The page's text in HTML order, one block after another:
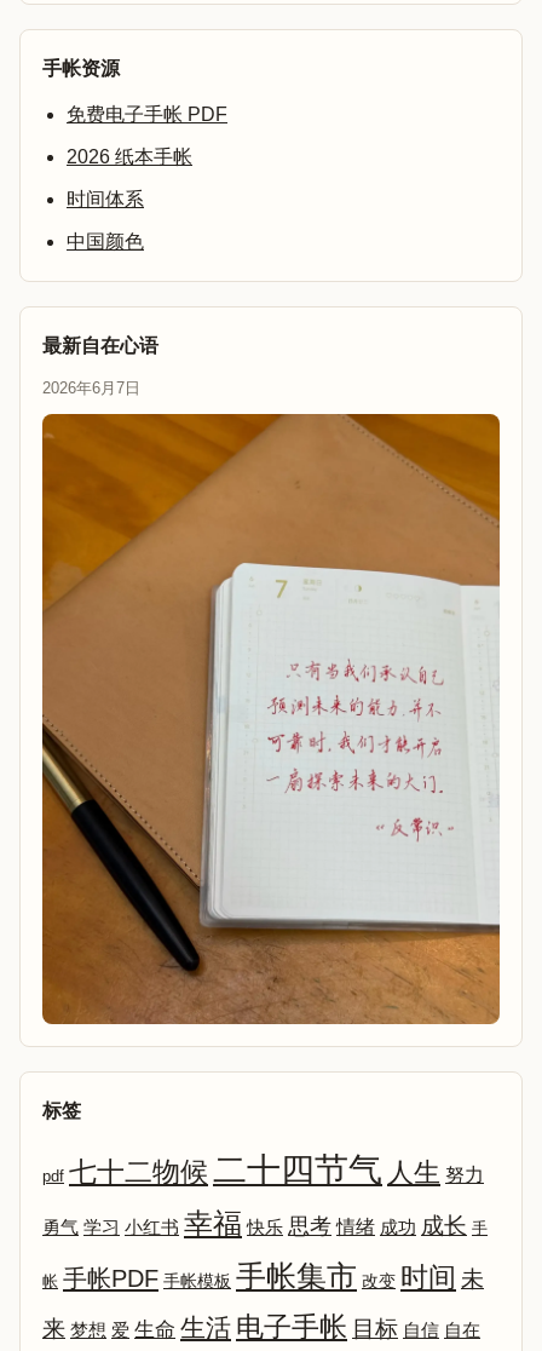
手帐资源
免费电子手帐 PDF
2026 纸本手帐
时间体系
中国颜色
最新自在心语
2026年6月7日
标签
pdf 七十二物候二十四节气 人生 努力
勇气 学习 小红书 幸福 快乐 思考 情绪 成功 成长 手
帐 手帐PDF 手帐模板 手帐集市 改变 时间 未
来 梦想 爱 生命 生活 电子手帐 目标 自信 自在